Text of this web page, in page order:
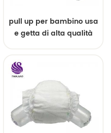
pull up per bambino usa
e getta di alta qualità